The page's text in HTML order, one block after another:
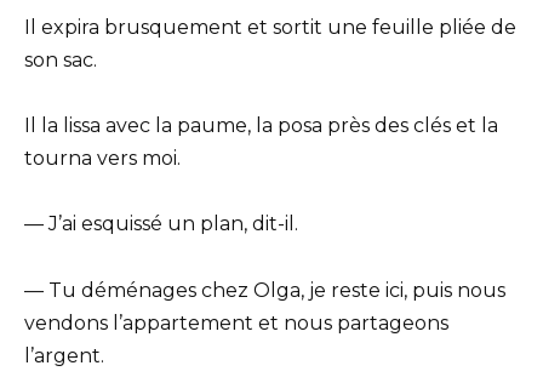
Il expira brusquement et sortit une feuille pliée de
son sac.
Il la lissa avec la paume, la posa près des clés et la
tourna vers moi.
— J’ai esquissé un plan, dit-il.
— Tu déménages chez Olga, je reste ici, puis nous
vendons l’appartement et nous partageons
l’argent.